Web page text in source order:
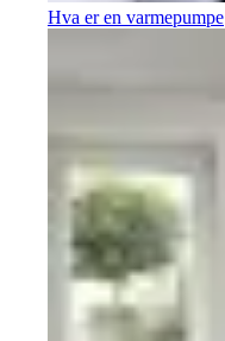
Hva er en varmepumpe